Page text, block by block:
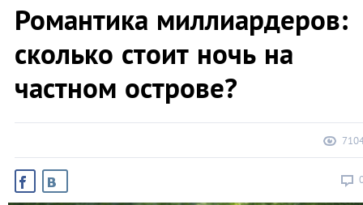
Романтика миллиардеров:
сколько стоит ночь на
частном острове?